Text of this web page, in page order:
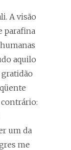
A visão
parafina
aquilo
gratidão
um da
me